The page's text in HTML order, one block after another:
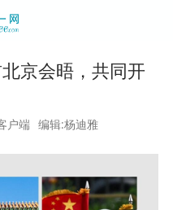
京会晤，共同开
户端 编辑:杨迪雅